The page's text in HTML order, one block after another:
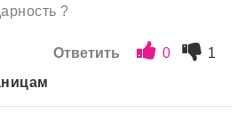
?
Ответить 0
1